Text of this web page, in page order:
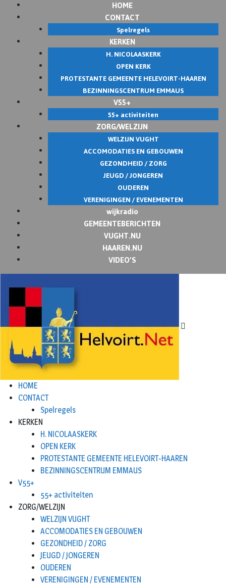
HOME
CONTACT
Spelregels
KERKEN
H. NICOLAASKERK
OPEN KERK
PROTESTANTE GEMEENTE HELEVOIRT-HAAREN
BEZINNINGSCENTRUM EMMAUS
V55+
55+ activiteiten
ZORG/WELZIJN
WELZIJN VUGHT
ACCOMODATIES EN GEBOUWEN
GEZONDHEID / ZORG
JEUGD / JONGEREN
OUDEREN
VERENIGINGEN / EVENEMENTEN
wijkradio
GEMEENTEBERICHTEN
VUGHT.NU
HAAREN.NU
VIDEO’S
HOME
CONTACT
Spelregels
KERKEN
H. NICOLAASKERK
OPEN KERK
PROTESTANTE GEMEENTE HELEVOIRT-HAAREN
BEZINNINGSCENTRUM EMMAUS
V55+
55+ activiteiten
ZORG/WELZIJN
WELZIJN VUGHT
ACCOMODATIES EN GEBOUWEN
GEZONDHEID / ZORG
JEUGD / JONGEREN
OUDEREN
VERENIGINGEN / EVENEMENTEN